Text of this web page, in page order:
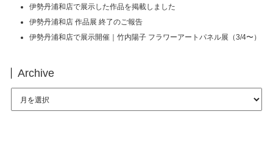
伊勢丹浦和店で展示した作品を掲載しました
伊勢丹浦和店 作品展 終了のご報告
伊勢丹浦和店で展示開催｜竹内陽子 フラワーアートパネル展（3/4〜）
Archive